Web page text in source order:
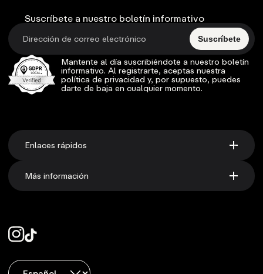
Suscríbete a nuestro boletín informativo
Suscríbete
Mantente al día suscribiéndote a nuestro boletín
informativo. Al registrarte, aceptas nuestra
política de privacidad y, por supuesto, puedes
darte de baja en cualquier momento.
Enlaces rápidos
Más información